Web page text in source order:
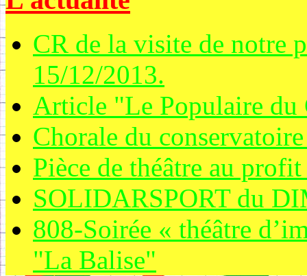
CR de la visite de notre
15/12/2013.
Article "Le Populaire du
Chorale du
Pièce de théâtre au
SOLIDARSPORT du
808-Soirée « théâtre
"La Balise"